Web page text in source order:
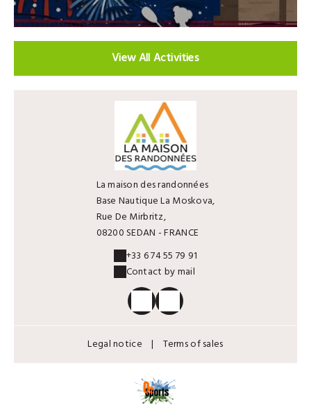
View All Activities
La maison des randonnées
Base Nautique La Moskova,
Rue De Mirbritz,
08200 SEDAN - FRANCE
+33 6 74 55 79 91
Contact by mail
Legal notice | Terms of sales